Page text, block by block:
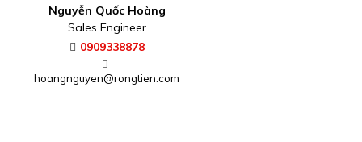
Nguyễn Quốc Hoàng
Sales Engineer
0909338878
hoangnguyen@rongtien.com